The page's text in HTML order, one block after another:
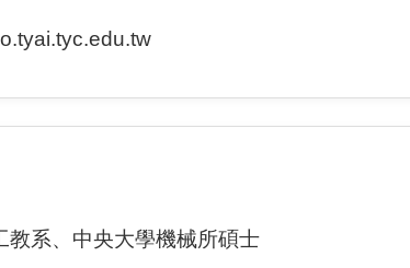
教系、中央大學機械所碩士